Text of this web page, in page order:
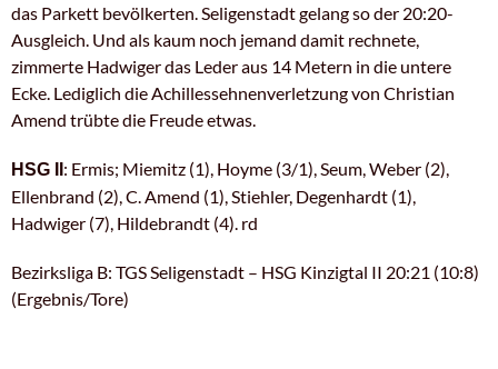
das Parkett bevölkerten. Seligenstadt gelang so der 20:20-
Ausgleich. Und als kaum noch jemand damit rechnete,
zimmerte Hadwiger das Leder aus 14 Metern in die untere
Ecke. Lediglich die Achillessehnenverletzung von Christian
Amend trübte die Freude etwas.
HSG II : Ermis; Miemitz (1), Hoyme (3/1), Seum, Weber (2),
Ellenbrand (2), C. Amend (1), Stiehler, Degenhardt (1),
Hadwiger (7), Hildebrandt (4). rd
Bezirksliga B: TGS Seligenstadt – HSG Kinzigtal II 20:21 (10:8)
(Ergebnis/Tore)